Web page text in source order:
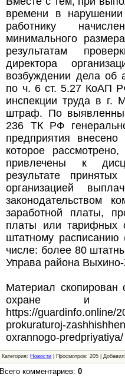
времени в
работнику
минимального
результатам
директора
возбуждении дела об
по ч. 6 ст. 5.27 КоАП
инспекции труда в г.
штраф. По
236 ТК РФ
предприятия
которое
привлечены к
результате
организацией
законодательством
заработной платы,
платы или тарифных
штатному
числе: более 80
Управа района
Материал скопирован
охране и
https://guardinfo.online/
prokuraturoj-
oxrannogo-predpriyatiya/
Категория: Новости | Просмотров: 205 |
Всего комментариев:0